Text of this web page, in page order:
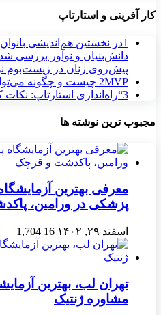
کار آفرینی و استارتاپ
1در نخستین هم‌اندیشی
دانش‌بنیان و نوآور
پیش‌روی زنان در زیست‌بوم
2MVP چیست و چگونه می‌توان بازار را با آن فراهم کرد؟
3“راه‌اندازی استارتاپ:
مجبوب ترین نوشته ها
معرفی بهترین
پزشکی در ورامین،
اسفند ۲۹, ۱۴۰۲ 16
1,704
تهران لب، بهترین
مشاوره ژنتیک